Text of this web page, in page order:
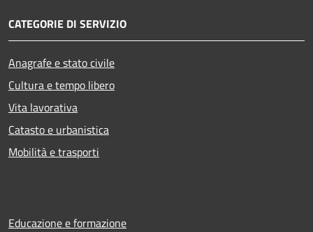
CATEGORIE DI SERVIZIO
Anagrafe e stato civile
Cultura e tempo libero
Vita lavorativa
Catasto e urbanistica
Mobilità e trasporti
Educazione e formazione